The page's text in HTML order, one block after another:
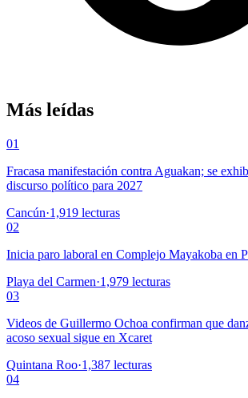
Más leídas
01
Fracasa manifestación contra Aguakan; se
discurso político para 2027
Cancún·1,919 lecturas
02
Inicia paro laboral en Complejo Mayakoba en
Playa del Carmen·1,979 lecturas
03
Videos de Guillermo Ochoa confirman que
acoso sexual sigue en Xcaret
Quintana Roo·1,387 lecturas
04